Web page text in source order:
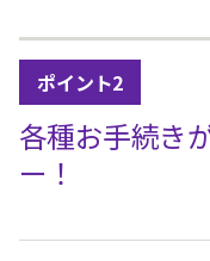
ポイント2
各種お手続き
ー！